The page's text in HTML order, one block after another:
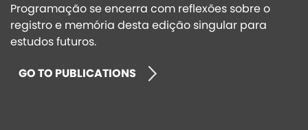
Programação se encerra com reflexões sobre o
registro e memória desta edição singular para
estudos futuros.
GO TO PUBLICATIONS